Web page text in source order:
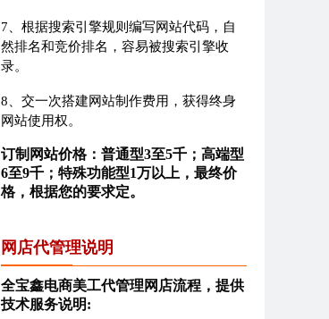
7、根据搜索引擎规则编写网站代码，自
然排名和竞价排名，容易被搜索引擎收
录。
8、交一次搭建网站制作费用，获得终身
网站使用权。
订制网站价格：普通型3至5千；高端型
6至9千；特殊功能型1万以上，最终价
格，根据您的要求定。
网店代管理说明
全宝鑫电商美工代管理网店流程，提供
技术服务说明: